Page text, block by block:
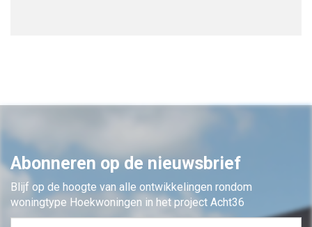
Abonneren op de nieuwsbrief
Blijf op de hoogte van alle ontwikkelingen rondom
woningtype Hoekwoningen in het project Acht36